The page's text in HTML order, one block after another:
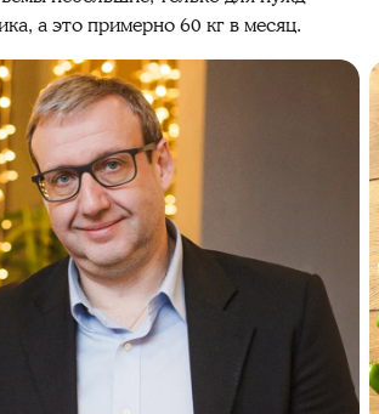
а это примерно 60 кг в месяц.